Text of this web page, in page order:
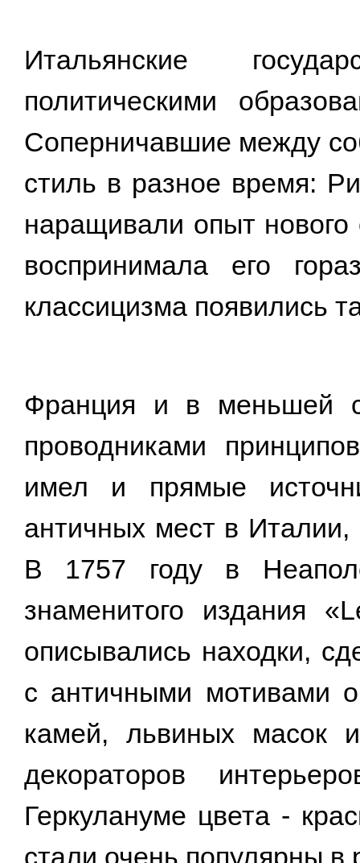
Итальянские
политическими
Соперничавшие между
стиль в разное время:
наращивали опыт нового
воспринимала его
классицизма появились
Франция и в меньшей
проводниками
имел и прямые
античных мест в Италии,
В 1757 году в
знаменитого издания
описывались находки,
с античными мотивами
камей, львиных масок
декораторов
Геркулануме цвета -
стали очень популярны в